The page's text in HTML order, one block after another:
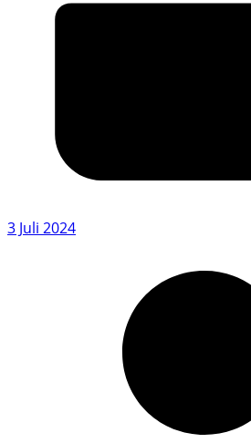
3 Juli 2024